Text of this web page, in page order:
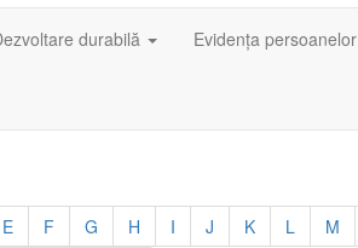
durabilă Evidența persoanelor
E F G H I J K L M